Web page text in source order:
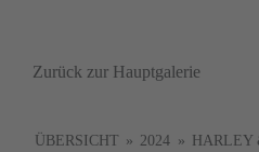
Zurück zur Hauptgalerie
ÜBERSICHT » 2024 » HARLEY